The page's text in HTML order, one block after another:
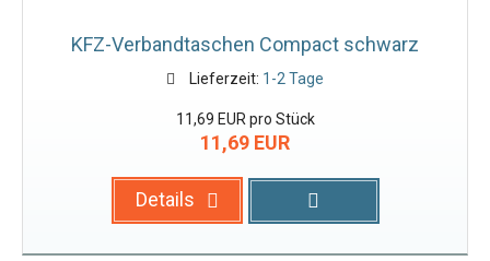
KFZ-Verbandtaschen Compact schwarz
Lieferzeit: 1-2 Tage
11,69 EUR pro Stück
11,69 EUR
Details